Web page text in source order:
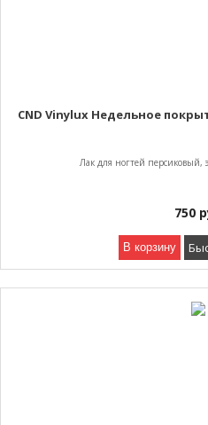
CND Vinylux Недельное
Лак для ногтей
750
В корзину